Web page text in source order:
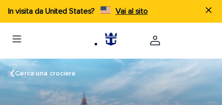
In visita da United States? Vai al sito
Cerca una crociera